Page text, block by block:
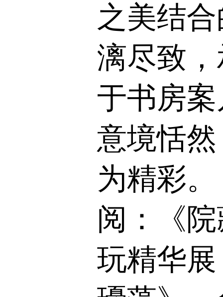
之美结
漓尽致
于书房
意境恬
为精彩
阅：《
玩精华